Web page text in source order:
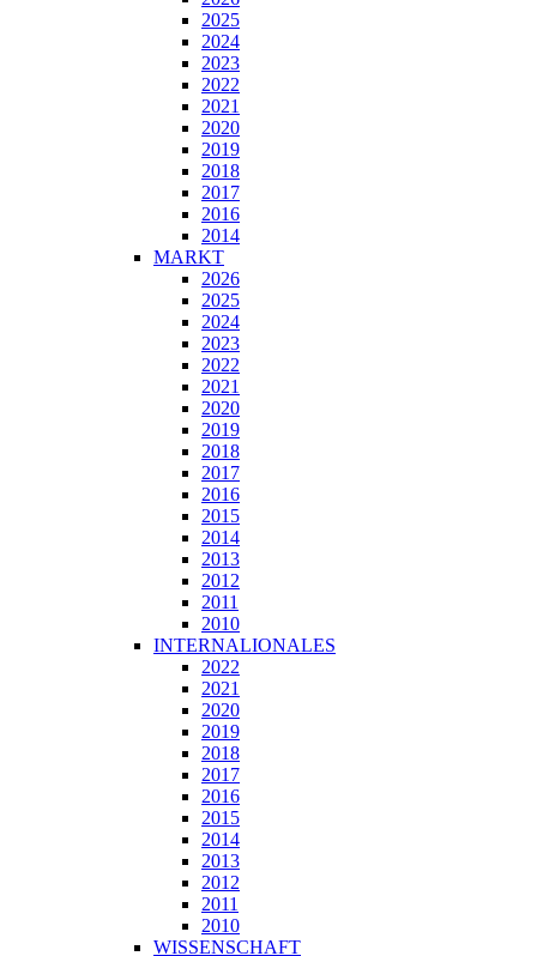
2025
2024
2023
2022
2021
2020
2019
2018
2017
2016
2014
MARKT
2026
2025
2024
2023
2022
2021
2020
2019
2018
2017
2016
2015
2014
2013
2012
2011
2010
INTERNALIONALES
2022
2021
2020
2019
2018
2017
2016
2015
2014
2013
2012
2011
2010
WISSENSCHAFT